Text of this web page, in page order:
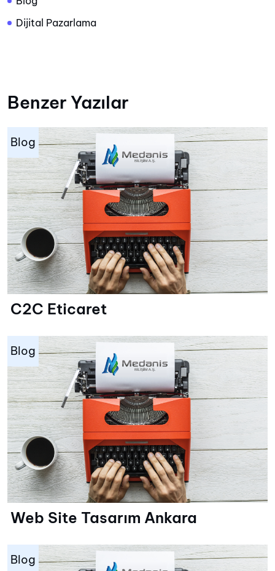
Dijital Pazarlama
Benzer Yazılar
Blog
C2C Eticaret
Blog
Web Site Tasarım Ankara
Blog